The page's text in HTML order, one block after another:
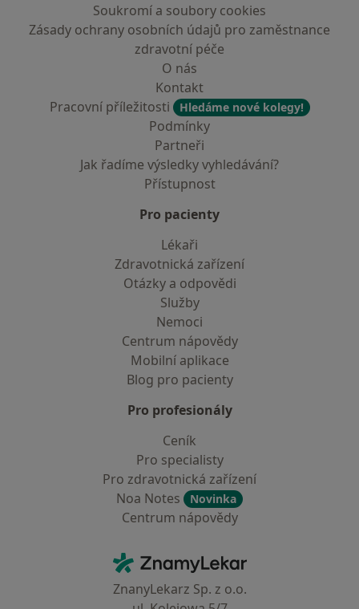
Soukromí a soubory cookies
Zásady ochrany osobních údajů pro zaměstnance
zdravotní péče
O nás
Kontakt
Pracovní příležitosti
Hledáme nové kolegy!
Podmínky
Partneři
Jak řadíme výsledky vyhledávání?
Přístupnost
Pro pacienty
Lékaři
Zdravotnická zařízení
Otázky a odpovědi
Služby
Nemoci
Centrum nápovědy
Mobilní aplikace
Blog pro pacienty
Pro profesionály
Ceník
Pro specialisty
Pro zdravotnická zařízení
Noa Notes
Novinka
Centrum nápovědy
ZnamyLekar - Hlavní stránka
ZnanyLekarz Sp. z o.o.